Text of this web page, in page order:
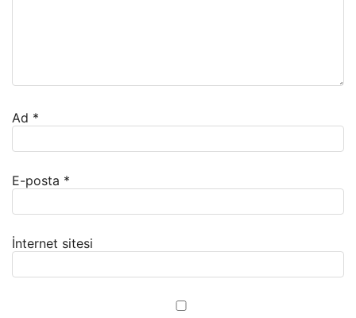
Ad *
E-posta *
İnternet sitesi